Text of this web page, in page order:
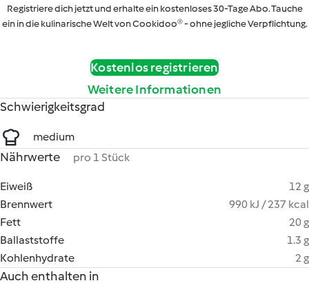
Registriere dich jetzt und erhalte ein kostenloses 30-Tage Abo. Tauche
ein in die kulinarische Welt von Cookidoo® - ohne jegliche Verpflichtung.
Kostenlos registrieren
Weitere Informationen
Schwierigkeitsgrad
medium
Nährwerte pro 1 Stück
Eiweiß
12 g
Brennwert
990 kJ / 237 kcal
Fett
20 g
Ballaststoffe
1.3 g
Kohlenhydrate
2 g
Auch enthalten in